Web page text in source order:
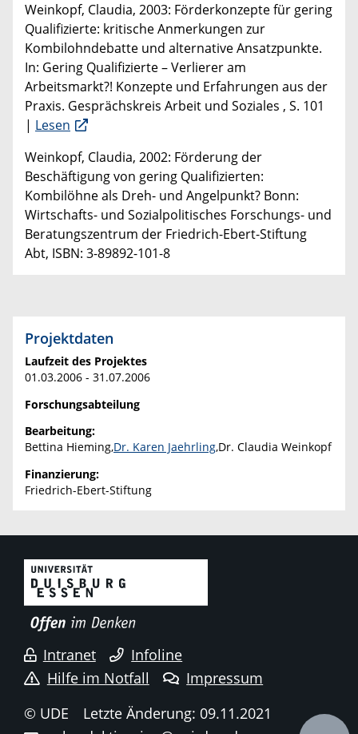
Weinkopf, Claudia, 2003: Förderkonzepte für gering
Qualifizierte: kritische Anmerkungen zur
Kombilohndebatte und alternative Ansatzpunkte.
In: Gering Qualifizierte – Verlierer am
Arbeitsmarkt?! Konzepte und Erfahrungen aus der
Praxis. Gesprächskreis Arbeit und Soziales , S. 101
| Lesen
Weinkopf, Claudia, 2002: Förderung der
Beschäftigung von gering Qualifizierten:
Kombilöhne als Dreh- und Angelpunkt? Bonn:
Wirtschafts- und Sozialpolitisches Forschungs- und
Beratungszentrum der Friedrich-Ebert-Stiftung
Abt, ISBN: 3-89892-101-8
Projektdaten
Laufzeit des Projektes
01.03.2006 - 31.07.2006
Forschungsabteilung
Bearbeitung:
Bettina Hieming,Dr. Karen Jaehrling,Dr. Claudia Weinkopf
Finanzierung:
Friedrich-Ebert-Stiftung
Intranet
Infoline
Hilfe im Notfall
Impressum
© UDE
Letzte Änderung: 09.11.2021